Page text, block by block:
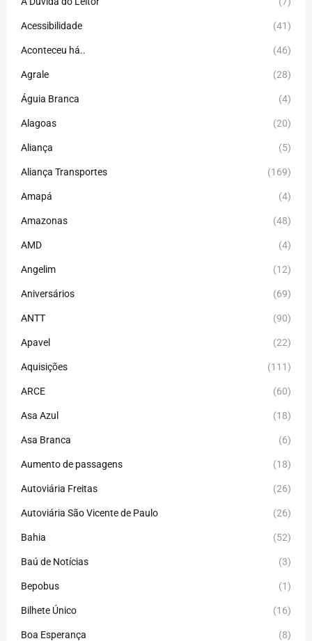
Acessibilidade (41)
Aconteceu há.. (46)
Agrale (28)
Águia Branca (4)
Alagoas (20)
Aliança (5)
Aliança Transportes (169)
Amapá (4)
Amazonas (48)
AMD (4)
Angelim (12)
Aniversários (69)
ANTT (90)
Apavel (22)
Aquisições (111)
ARCE (60)
Asa Azul (18)
Asa Branca (6)
Aumento de passagens (18)
Autoviária Freitas (26)
Autoviária São Vicente de Paulo (26)
Bahia (52)
Baú de Notícias (3)
Bepobus (1)
Bilhete Único (16)
Boa Esperança (8)